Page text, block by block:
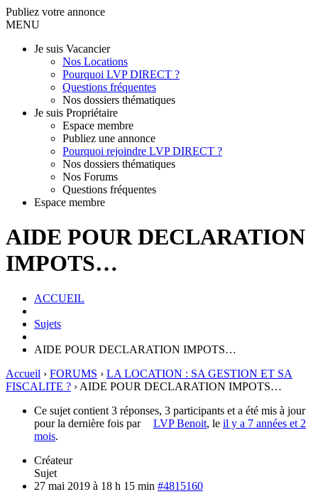
Publiez votre annonce
MENU
Je suis Vacancier
Nos Locations
Pourquoi LVP DIRECT ?
Questions fréquentes
Nos dossiers thématiques
Je suis Propriétaire
Espace membre
Publiez une annonce
Pourquoi rejoindre LVP DIRECT ?
Nos dossiers thématiques
Nos Forums
Questions fréquentes
Espace membre
AIDE POUR DECLARATION
IMPOTS…
ACCUEIL
Sujets
AIDE POUR DECLARATION IMPOTS…
Accueil › FORUMS › LA LOCATION : SA GESTION ET SA
FISCALITE ? › AIDE POUR DECLARATION IMPOTS…
Ce sujet contient 3 réponses, 3 participants et a été mis à jour
pour la dernière fois par
LVP Benoit, le il y a 7 années et 2
mois.
Créateur
Sujet
27 mai 2019 à 18 h 15 min #4815160